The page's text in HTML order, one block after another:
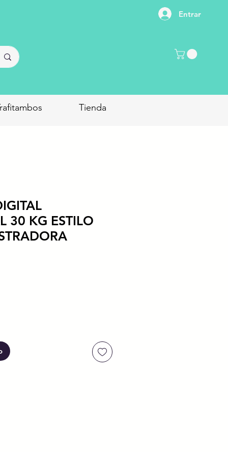
Entrar
Tienda
30 KG ESTILO